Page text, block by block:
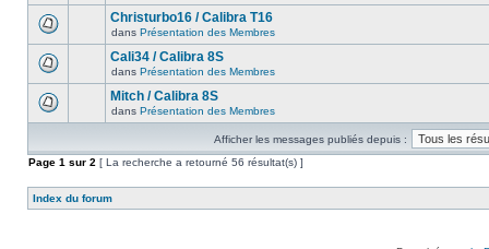
Christurbo16 / Calibra T16
dans Présentation des Membres
Cali34 / Calibra 8S
dans Présentation des Membres
Mitch / Calibra 8S
dans Présentation des Membres
Afficher les messages publiés depuis :
Page 1 sur 2 [ La recherche a retourné 56 résultat(s) ]
Index du forum